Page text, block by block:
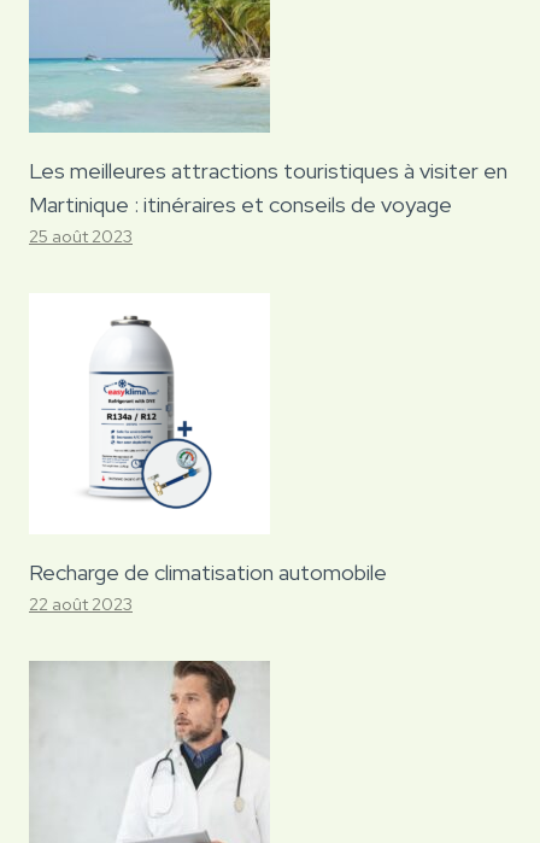
Les meilleures attractions touristiques à visiter en
Martinique : itinéraires et conseils de voyage
25 août 2023
Recharge de climatisation automobile
22 août 2023